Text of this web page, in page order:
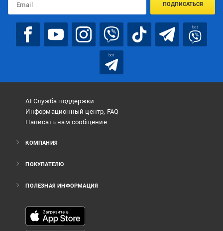
ПОДПИСАТЬСЯ
bot
bot
AI Служба поддержки
Информационный центр, FAQ
Написать нам сообщение
КОМПАНИЯ
ПОКУПАТЕЛЮ
ПОЛЕЗНАЯ ИНФОРМАЦИЯ